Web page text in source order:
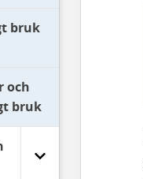
bruk
och
bruk